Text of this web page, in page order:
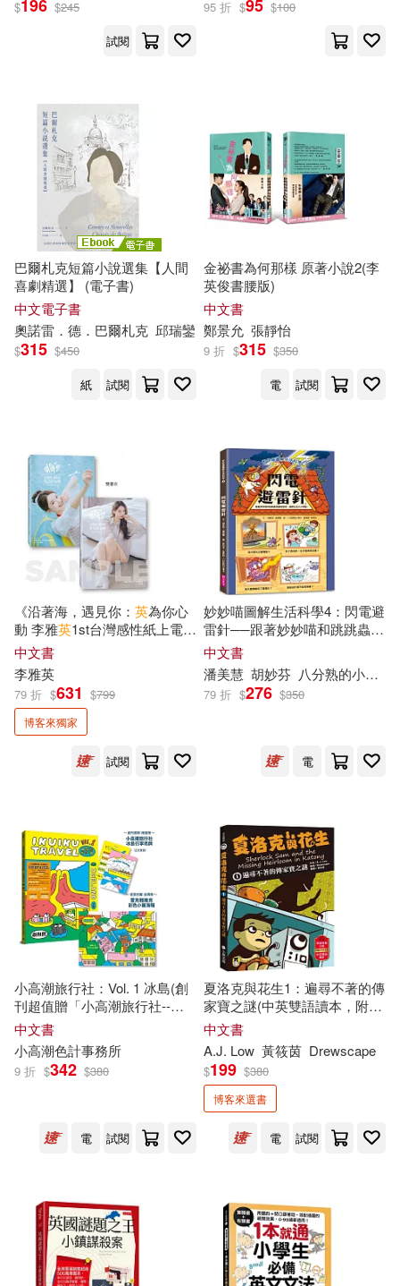
天津市作家協會（編）(1)
威廉‧帕列克(1)
孟采・茱妮安(1)
孫志偉，劉海亭 編著(1)
孫志偉，劉海亭編著(1)
小林祥晃(1)
小海豚編輯室編著(1)
小高潮色計事務所(1)
尹章義(1) 尹雨詩(1)
山香教師招聘考試命題研究中心(1)
崔鍾雷編著(1)
師永剛 劉瓊雄 編著(1)
康豹(1)
廣東明星創意動畫有限公司 童年美
術設計有限公司 編著(1)
張惠媛(1) 張愛玲(1)
張愛萍(1) 張曉雷(1)
張福基 編著(1)
北京理工大學出版社(1)
南京大學出版社(1)
南開大學出版社(1)
吉林出版集團有限責任公司(1)
吉林攝影出版社(1)
哈爾濱工業大學出版社(1)
商周出版(1)
國立陽明交通大學出版社(1)
國防工業出版社(1)
團結出版社(1) 地震出版社(1)
城邦學院(1) 大是文化(1)
大田(1)
安徽少年兒童出版社(1)
安徽科學技術出版社(1)
山東人民出版社(1)
山東大學出版社(1)
巴蜀書社(1) 布可屋(1)
廣東科技出版社(1)
敦煌文藝出版社(1)
文物出版社(1)
$196 $245
試閱
95 折 $95 $100
巴爾札克短篇小說選集【人間
喜劇精選】 (電子書)
中文電子書
奧諾雷 ．德．巴爾札克 邱瑞鑾
$315 $450
紙
試閱
金祕書為何那樣 原著小說2(李
英俊書腰版)
中文書
鄭景允 張靜怡
9 折 $315 $350
電
試閱
《沿著海，遇見你： 英為你心
動 李雅英1st台灣感性紙上電影
系列》博客來獨家雙書衣限定
版
中文書
李雅英
79 折 $631 $799
博客來獨家
試閱
妙妙喵圖解生活科學4：閃電避
雷針──跟著妙妙喵和跳跳蟲用
圖像思考，破解生活大小問!
中文書
潘美慧 胡妙芬 八分熟的小李子
79 折 $276 $350
電
小高潮旅行社：Vol. 1 冰島(創
刊超值贈「小高潮旅行社--冰
島行李吊牌」&「雷克雅維克
彩色小屋--海報」)
中文書
小高潮色計事務所
9 折 $342 $380
電 試閱
夏洛克與花生1：遍尋不著的傳
家寶之謎(中英雙語讀本，附英
語有聲小說QR Code)
中文書
A.J. Low 黃筱茵 Drewscape
$199 $380
博客來選書
電 試閱